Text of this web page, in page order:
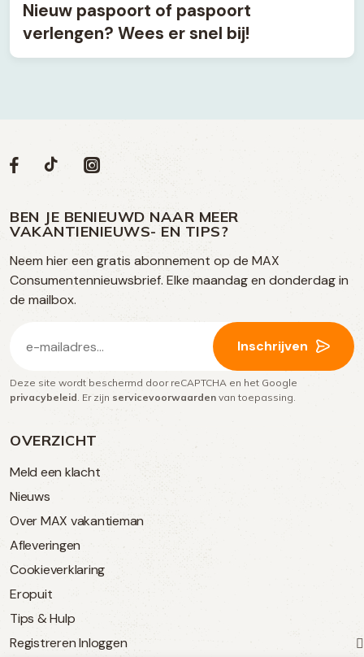
Nieuw paspoort of paspoort
verlengen? Wees er snel bij!
OVERZICHT
Meld een klacht
Nieuws
Over MAX vakantieman
Afleveringen
Cookieverklaring
Eropuit
Tips & Hulp
Registreren Inloggen
Volg
op
social
media
Social
Volg
op
Facebook
Volg
op
TikTok
Volg
op
Instagram
BEN JE BENIEUWD NAAR MEER
VAKANTIENIEUWS- EN TIPS?
Neem hier een gratis abonnement op de MAX
Consumentennieuwsbrief. Elke maandag en donderdag in
de mailbox.
mailadres
(Vereist)
Inschrijven
Deze site wordt beschermd door reCAPTCHA en het Google
privacybeleid . Er zijn servicevoorwaarden van toepassing.